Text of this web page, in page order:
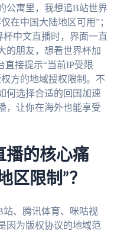
公寓里，我想追B站世界
在中国大陆地区可用”；
中文直播时，界面一直
的朋友，想看世界杯加
直接提示“当前IP受限
方的地域授权限制。不
何选择合适的回国加速
，让你在海外也能享受
播的核心痛
区限制”？
、腾讯体育、咪咕视
因为版权协议的地域范